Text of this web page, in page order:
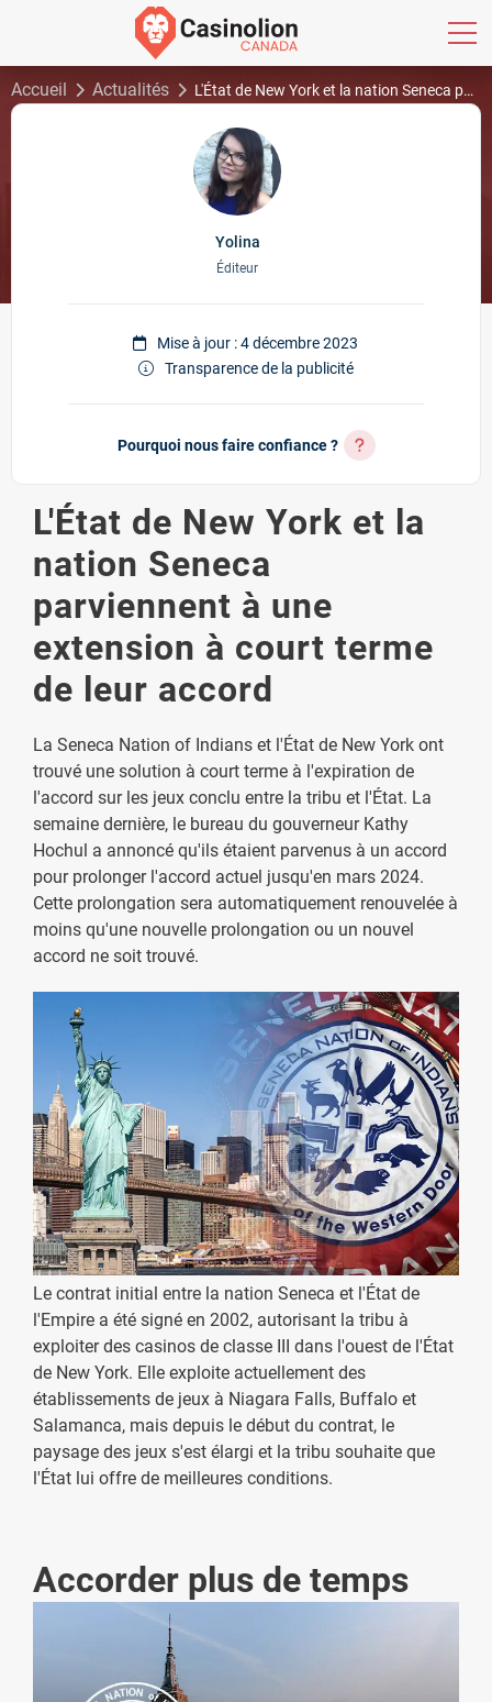
Accueil Actualités L'État de New York et la nation Seneca parviennent à une extension à court terme de leur accord
Yolina
Éditeur
Mise à jour : 4 décembre 2023
Transparence de la publicité
Pourquoi nous faire confiance ?
L'État de New York et la
nation Seneca
parviennent à une
extension à court terme
de leur accord
La Seneca Nation of Indians et l'État de New York ont
trouvé une solution à court terme à l'expiration de
l'accord sur les jeux conclu entre la tribu et l'État. La
semaine dernière, le bureau du gouverneur Kathy
Hochul a annoncé qu'ils étaient parvenus à un accord
pour prolonger l'accord actuel jusqu'en mars 2024.
Cette prolongation sera automatiquement renouvelée à
moins qu'une nouvelle prolongation ou un nouvel
accord ne soit trouvé.
Le contrat initial entre la nation Seneca et l'État de
l'Empire a été signé en 2002, autorisant la tribu à
exploiter des casinos de classe III dans l'ouest de l'État
de New York. Elle exploite actuellement des
établissements de jeux à Niagara Falls, Buffalo et
Salamanca, mais depuis le début du contrat, le
paysage des jeux s'est élargi et la tribu souhaite que
l'État lui offre de meilleures conditions.
Accorder plus de temps